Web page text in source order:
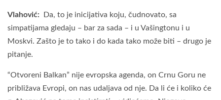
Vlahović: Da, to je inicijativa koju, čudnovato, sa
simpatijama gledaju – bar za sada – i u Vašingtonu i u
Moskvi. Zašto je to tako i do kada tako može biti – drugo je
pitanje.
“Otvoreni Balkan” nije evropska agenda, on Crnu Goru ne
približava Evropi, on nas udaljava od nje. Da li će i koliko će